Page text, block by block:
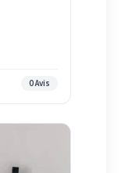
0 Avis